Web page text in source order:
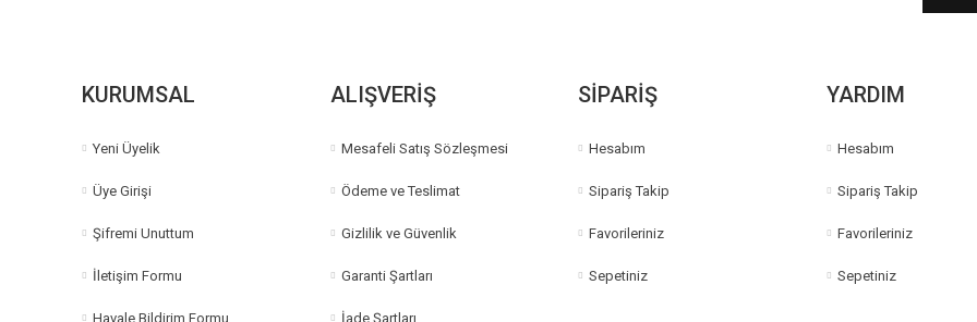
KURUMSAL
Yeni Üyelik
Üye Girişi
Şifremi Unuttum
İletişim Formu
Havale Bildirim Formu
ALIŞVERİŞ
Mesafeli Satış Sözleşmesi
Ödeme ve Teslimat
Gizlilik ve Güvenlik
Garanti Şartları
İade Şartları
SİPARİŞ
Hesabım
Sipariş Takip
Favorileriniz
Sepetiniz
YARDIM
Hesabım
Sipariş Takip
Favorileriniz
Sepetiniz